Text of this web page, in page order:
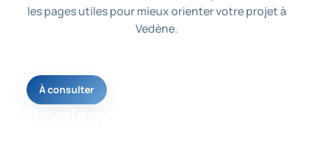
les pages utiles pour mieux orienter votre projet à
Vedène.
À consulter